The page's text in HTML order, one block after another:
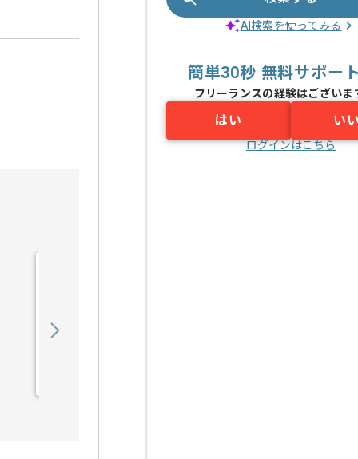
AI検索を使ってみる
簡単30秒 無料サポー
フリーランスの経験はございま
はい い
ログインはこちら